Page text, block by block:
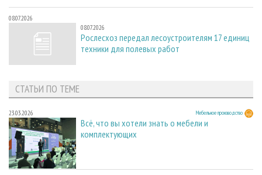
08.07.2026
08.07.2026
Рослесхоз передал лесоустроителям 17 единиц
техники для полевых работ
СТАТЬИ ПО ТЕМЕ
23.03.2026 Мебельное производство
Всё, что вы хотели знать о мебели и
комплектующих